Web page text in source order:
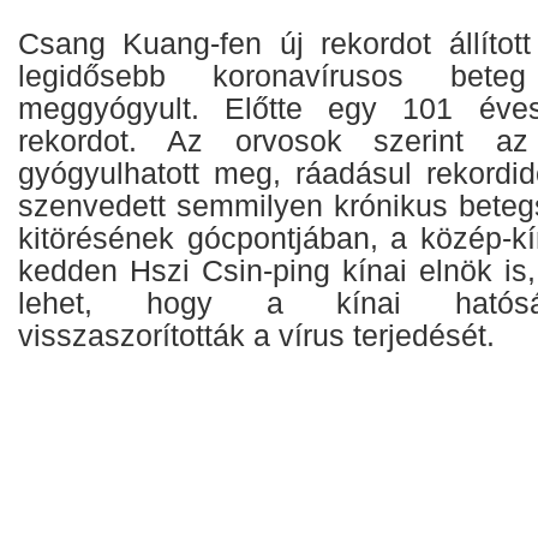
Csang Kuang-fen új rekordot
legidősebb koronavírusos
meggyógyult. Előtte egy 101
rekordot. Az orvosok szerint
gyógyulhatott meg, ráadásul
szenvedett semmilyen krónikus
kitörésének gócpontjában, a közép-
kedden Hszi Csin-ping kínai elnök
lehet, hogy a kínai
visszaszorították a vírus terjedését.